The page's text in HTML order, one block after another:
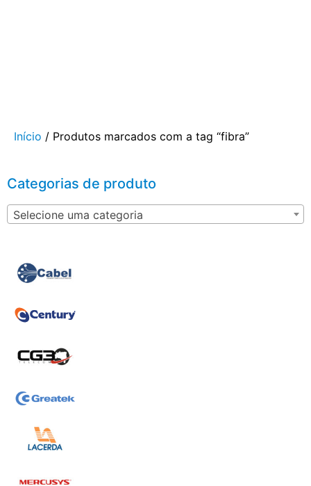
Início / Produtos marcados com a tag “fibra”
Categorias de produto
Selecione uma categoria